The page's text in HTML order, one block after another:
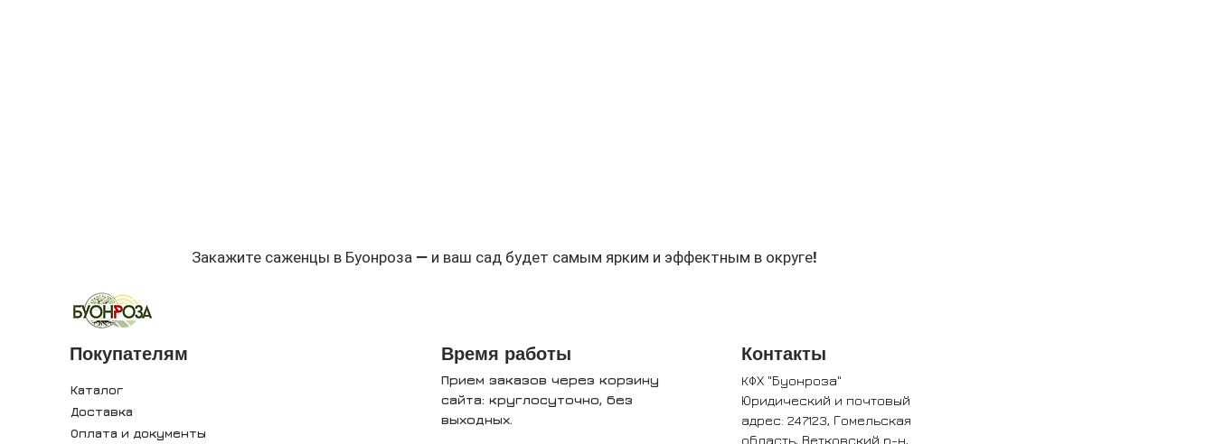
Закажите саженцы в Буонроза — и ваш сад будет самым ярким и эффектным в округе!
Покупателям
Каталог
Доставка
Оплата и документы
Время работы
Прием заказов через корзину
сайта: круглосуточно, без
выходных.
Контакты
КФХ "Буонроза"
Юридический и почтовый
адрес: 247123, Гомельская
область, Ветковский р-н,